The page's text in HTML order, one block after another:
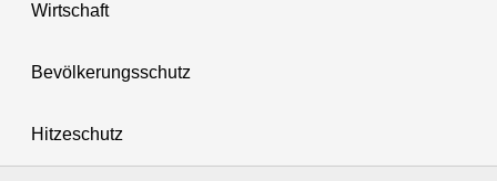
Wirtschaft
Bevölkerungsschutz
Hitzeschutz